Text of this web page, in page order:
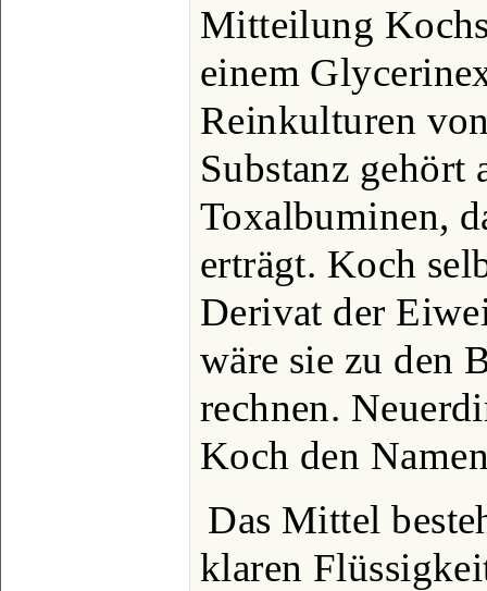
Mitteilung
einem
Reinkulturen
Substanz gehört
Toxalbuminen,
erträgt. Koch
Derivat der
wäre sie zu den
rechnen.
Koch den
Das Mittel
klaren